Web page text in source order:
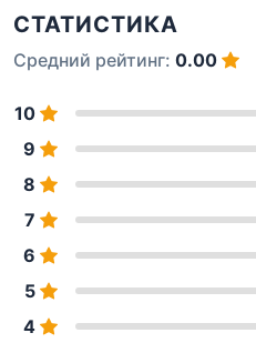
СТАТИСТИКА
Средний рейтинг: 0.00
10
9
8
7
6
5
4